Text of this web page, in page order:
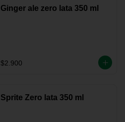
Ginger ale zero lata 350 ml
$2.900
Sprite Zero lata 350 ml